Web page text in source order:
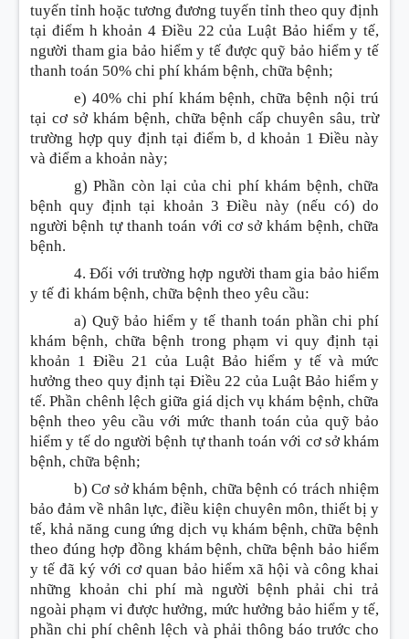
tuyến tỉnh hoặc tương đương tuyến tỉnh theo quy định
tại điểm h khoản 4 Điều 22 của Luật Bảo hiểm y tế,
người tham gia bảo hiểm y tế được quỹ bảo hiểm y tế
thanh toán 50% chi phí khám bệnh, chữa bệnh;
e) 40% chi phí khám bệnh, chữa bệnh nội trú
tại cơ sở khám bệnh, chữa bệnh cấp chuyên sâu, trừ
trường hợp quy định tại điểm b, d khoản 1 Điều này
và điểm a khoản này;
g) Phần còn lại của chi phí khám bệnh, chữa
bệnh quy định tại khoản 3 Điều này (nếu có) do
người bệnh tự thanh toán với cơ sở khám bệnh, chữa
bệnh.
4. Đối với trường hợp người tham gia bảo hiểm
y tế đi khám bệnh, chữa bệnh theo yêu cầu:
a) Quỹ bảo hiểm y tế thanh toán phần chi phí
khám bệnh, chữa bệnh trong phạm vi quy định tại
khoản 1 Điều 21 của Luật Bảo hiểm y tế và mức
hưởng theo quy định tại Điều 22 của Luật Bảo hiểm y
tế. Phần chênh lệch giữa giá dịch vụ khám bệnh, chữa
bệnh theo yêu cầu với mức thanh toán của quỹ bảo
hiểm y tế do người bệnh tự thanh toán với cơ sở khám
bệnh, chữa bệnh;
b) Cơ sở khám bệnh, chữa bệnh có trách nhiệm
bảo đảm về nhân lực, điều kiện chuyên môn, thiết bị y
tế, khả năng cung ứng dịch vụ khám bệnh, chữa bệnh
theo đúng hợp đồng khám bệnh, chữa bệnh bảo hiểm
y tế đã ký với cơ quan bảo hiểm xã hội và công khai
những khoản chi phí mà người bệnh phải chi trả
ngoài phạm vi được hưởng, mức hưởng bảo hiểm y tế,
phần chi phí chênh lệch và phải thông báo trước cho